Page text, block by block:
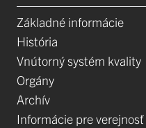
Základné informácie
História
Vnútorný systém kvality
Orgány
Archív
Informácie pre verejnosť